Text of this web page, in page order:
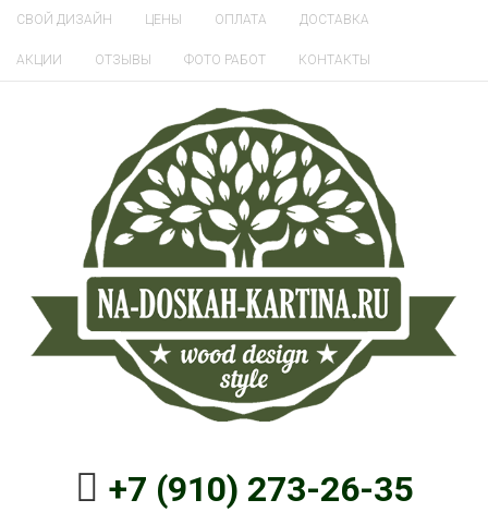
СВОЙ ДИЗАЙН ЦЕНЫ ОПЛАТА ДОСТАВКА
АКЦИИ ОТЗЫВЫ ФОТО РАБОТ КОНТАКТЫ
+7 (910) 273-26-35